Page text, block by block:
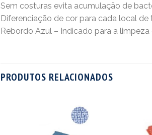
Sem costuras evita acumulação de
Diferenciação de cor para cada local de
Rebordo Azul – Indicado para a
PRODUTOS RELACIONADOS